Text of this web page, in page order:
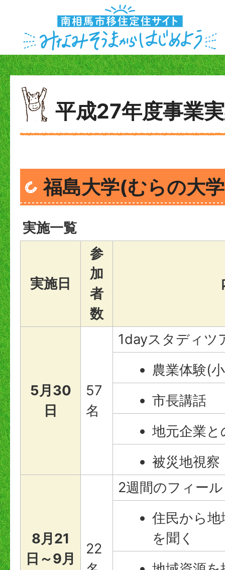
平成27年度事業
福島大学(むらの大
実施一覧
実施日
参
加
者
数
5月30
日
57
名
1dayスタディツ
農業体験(
市長講話
地元企業
被災地視察
8月21
日～9月
22
2週間のフィー
住民から
を聞く